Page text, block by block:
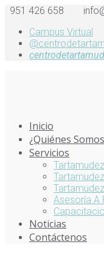
951 426 658
Campus Virtual
Inicio
¿Quiénes
Servicios
Asesoría A
Noticias
Contáctenos